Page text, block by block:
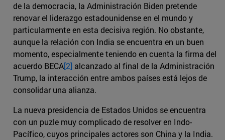
de la democracia, la Administración Biden pretende
renovar el liderazgo estadounidense en el mundo y
particularmente en esta decisiva región. No obstante,
aunque la relación con India se encuentra en un buen
momento, especialmente teniendo en cuenta la firma del
acuerdo BECA[2] alcanzado al final de la Administración
Trump, la interacción entre ambos países está lejos de
consolidar una alianza.
La nueva presidencia de Estados Unidos se encuentra
con un puzle muy complicado de resolver en Indo-
Pacífico, cuyos principales actores son China y la India.